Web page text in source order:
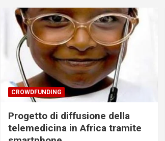
CROWDFUNDING
Progetto di diffusione della
telemedicina in Africa tramite